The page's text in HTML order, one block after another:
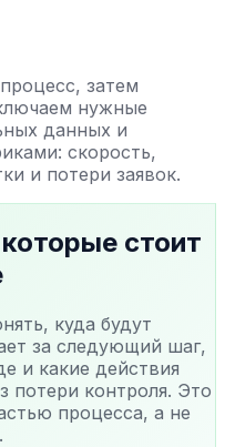
затем
нужные
данных и
скорость,
и потери заявок.
стоит
куда будут
за следующий шаг,
и какие действия
потери контроля. Это
процесса, а не